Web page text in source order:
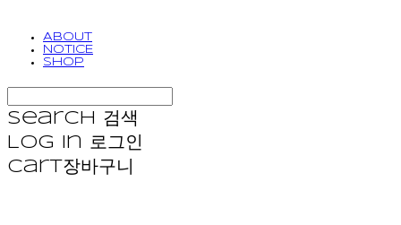
ABOUT
NOTICE
SHOP
Search
검색
Log In 로그인
Cart장바구니